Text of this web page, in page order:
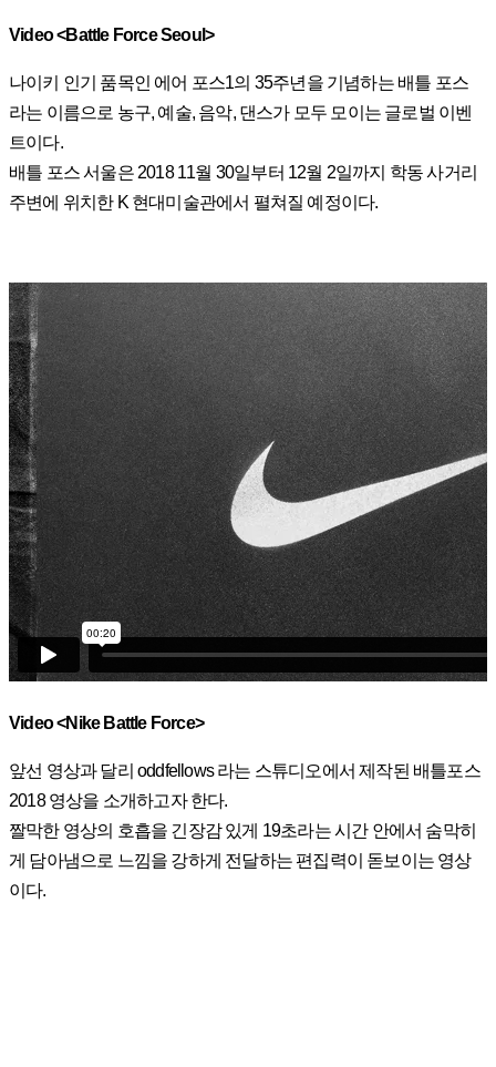
Video <Battle Force Seoul>
나이키 인기 품목인 에어 포스1의 35주년을 기념하는 배틀 포스
라는 이름으로 농구, 예술, 음악, 댄스가 모두 모이는 글로벌 이벤
트이다.
배틀 포스 서울은 2018 11월 30일부터 12월 2일까지 학동 사거리
주변에 위치한 K 현대미술관에서 펼쳐질 예정이다.
Video <Nike Battle Force>
앞선 영상과 달리 oddfellows 라는 스튜디오에서 제작된 배틀포스
2018 영상을 소개하고자 한다.
짤막한 영상의 호흡을 긴장감 있게 19초라는 시간 안에서 숨막히
게 담아냄으로 느낌을 강하게 전달하는 편집력이 돋보이는 영상
이다.